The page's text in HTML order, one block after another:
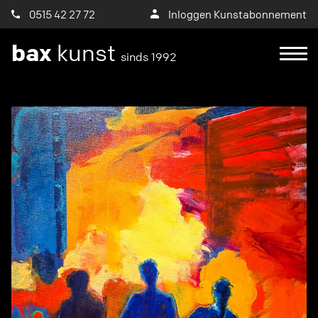
0515 42 27 72 Inloggen Kunstabonnement
bax kunst sinds 1992